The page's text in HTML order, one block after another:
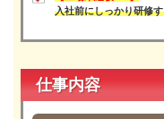
入社前にしっかり研修
仕事内容